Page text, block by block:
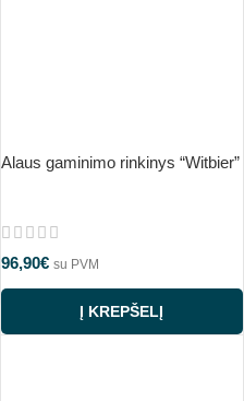
Alaus gaminimo rinkinys “Witbier”
96,90€ su PVM
Į KREPŠELĮ